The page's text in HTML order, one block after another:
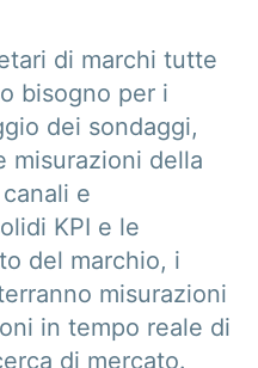
di marchi tutte
bisogno per i
dei sondaggi,
misurazioni della
e
KPI e le
del marchio, i
misurazioni
in tempo reale di
di mercato.